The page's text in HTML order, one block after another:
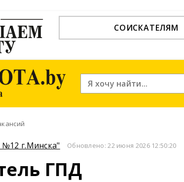
СОИСКАТЕЛЯМ
г.Минска" Обновлено: 22 июня 2026 12:50:20
ГПД